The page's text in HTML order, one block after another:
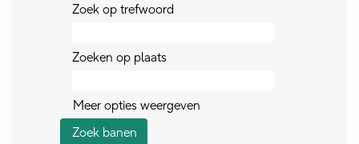
Zoek op trefwoord
Zoeken op plaats
Meer opties weergeven